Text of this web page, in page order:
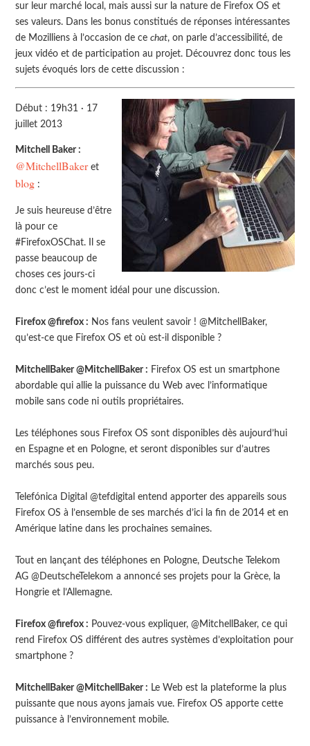
sur leur marché local, mais aussi sur la nature de Firefox OS et
ses valeurs. Dans les bonus constitués de réponses intéressantes
de Mozilliens à l’occasion de cechat, on parle d’accessibilité, de
jeux vidéo et de participation au projet. Découvrez donc tous les
sujets évoqués lors de cette discussion :
Début : 19h31 · 17
juillet 2013
Mitchell Baker :
@MitchellBakeret
blog :
Je suis heureuse d’être
là pour ce
#FirefoxOSChat. Il se
passe beaucoup de
choses ces jours-ci
donc c’est le moment idéal pour une discussion.
Firefox @firefox : Nos fans veulent savoir ! @MitchellBaker,
qu’est-ce que Firefox OS et où est-il disponible ?
MitchellBaker @MitchellBaker : Firefox OS est un smartphone
abordable qui allie la puissance du Web avec l’informatique
mobile sans code ni outils propriétaires.
Les téléphones sous Firefox OS sont disponibles dès aujourd’hui
en Espagne et en Pologne, et seront disponibles sur d’autres
marchés sous peu.
Telefónica Digital @tefdigital entend apporter des appareils sous
Firefox OS à l’ensemble de ses marchés d’ici la fin de 2014 et en
Amérique latine dans les prochaines semaines.
Tout en lançant des téléphones en Pologne, Deutsche Telekom
AG @DeutscheTelekom a annoncé ses projets pour la Grèce, la
Hongrie et l’Allemagne.
Firefox @firefox : Pouvez-vous expliquer, @MitchellBaker, ce qui
rend Firefox OS différent des autres systèmes d’exploitation pour
smartphone ?
MitchellBaker @MitchellBaker : Le Web est la plateforme la plus
puissante que nous ayons jamais vue. Firefox OS apporte cette
puissance à l’environnement mobile.